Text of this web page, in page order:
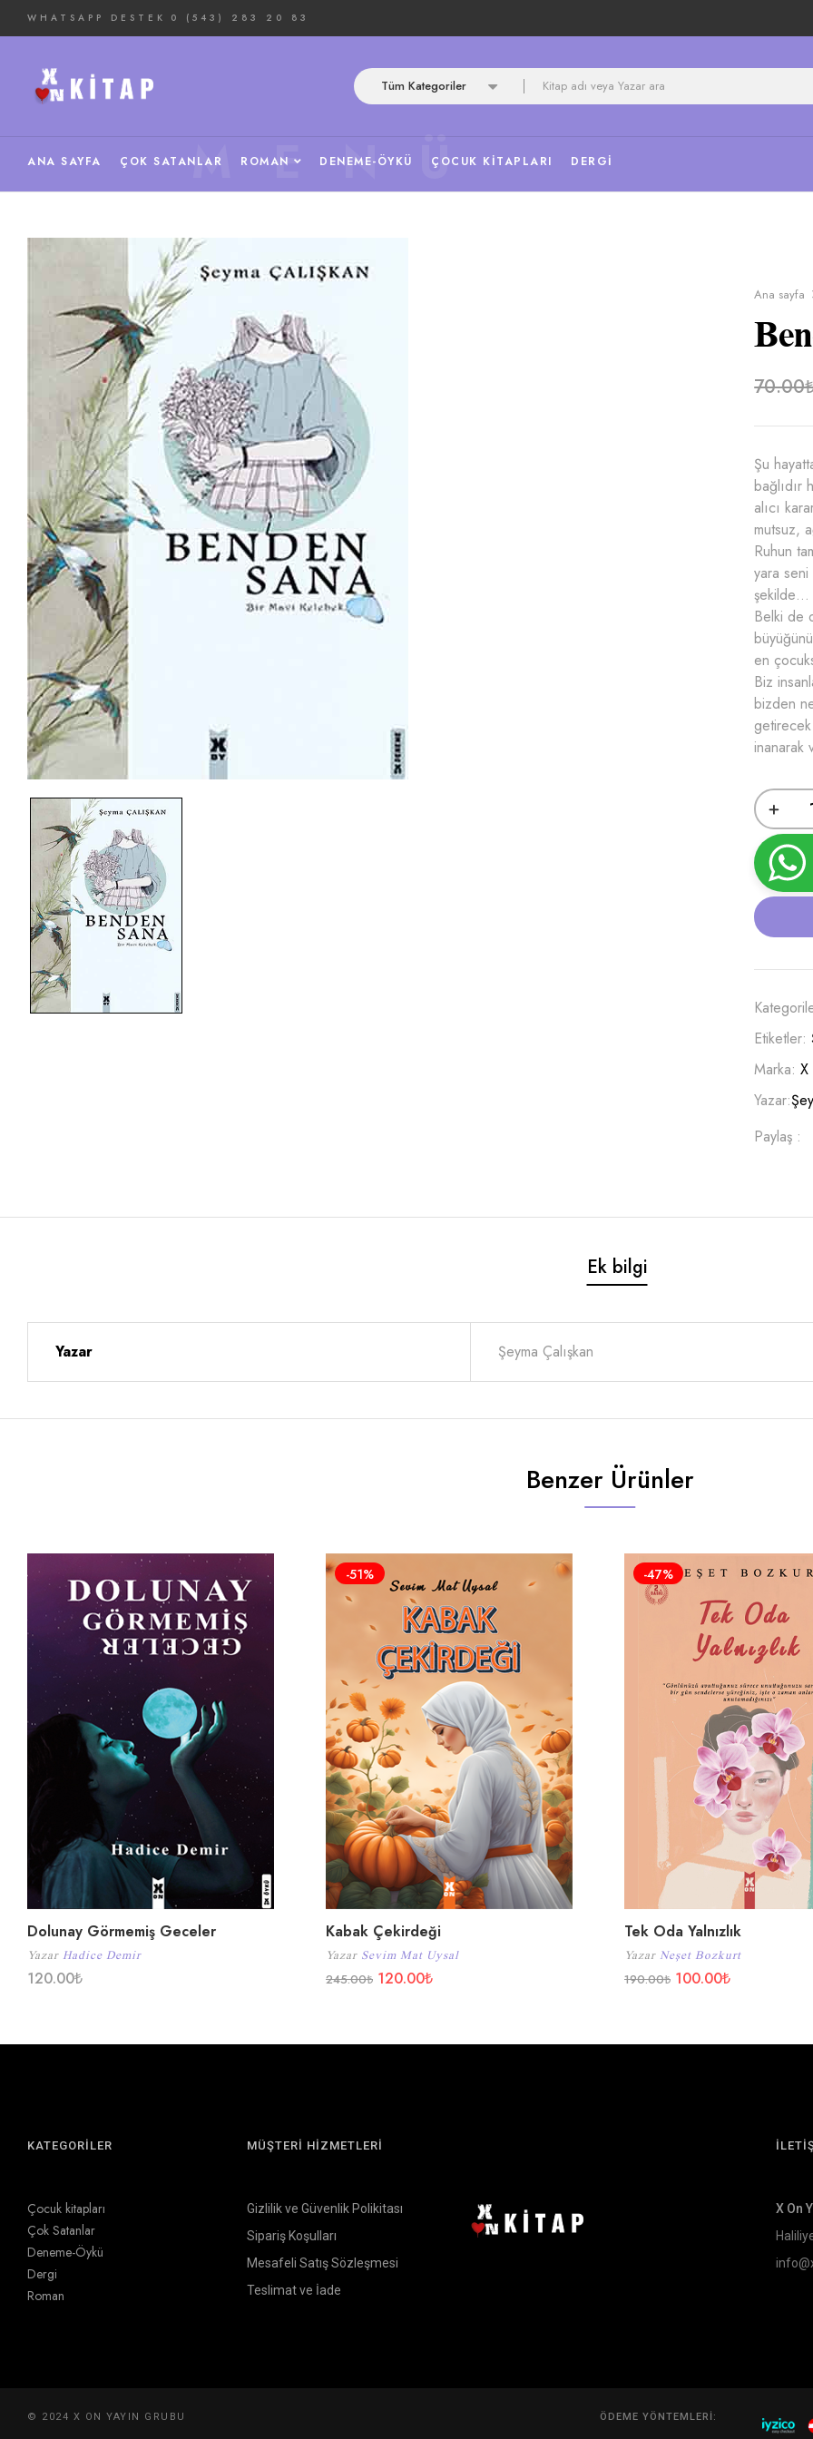
WHATSAPP DESTEK 0 (543) 283 20 83
Tüm Kategoriler
ANA SAYFA ÇOK SATANLAR ROMAN DENEME-ÖYKÜ ÇOCUK KITAPLARI DERGI
MENÜ
Ana sayfa
70.00
Şu
bağlıdır
alıcı
mutsuz,
Ruhun
yara
şekilde…
Belki de
en
Biz
bizden
inanarak
Etiketler:
Marka:
Yazar:
Paylaş :
Ek bilgi
Yazar Şeyma Çalışkan
Benzer Ürünler
Dolunay Görmemiş Geceler
Yazar Hadice Demir
120.00₺
-51%
Kabak Çekirdeği
Yazar Sevim Mat Uysal
245.00₺ 120.00₺
-47%
Tek Oda Yalnızlık
Yazar Neşet Bozkurt
190.00₺ 100.00₺
KATEGORİLER
Çocuk kitapları
Çok Satanlar
Deneme-Öykü
Dergi
Roman
MÜŞTERİ HİZMETLERİ
Gizlilik ve Güvenlik Polikitası
Sipariş Koşulları
Mesafeli Satış Sözleşmesi
Teslimat ve İade
X On
© 2024 X ON YAYIN GRUBU ÖDEME YÖNTEMLERI: